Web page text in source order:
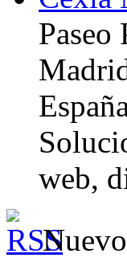
Paseo
España
web,